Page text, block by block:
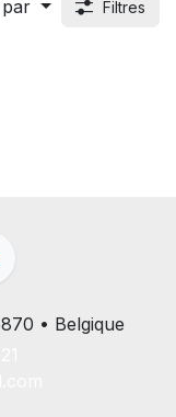
Filtres
• Belgique